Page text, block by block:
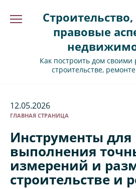
правовые
Как построить дом
строительстве,
12.05.2026
ГЛАВНАЯ СТРАНИЦА
Инструменты для
выполнения
измерений и
строительстве и